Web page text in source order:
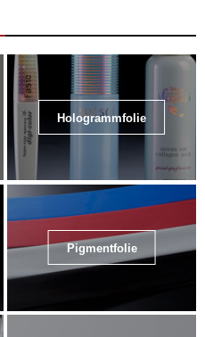
Hologrammfolie
Pigmentfolie